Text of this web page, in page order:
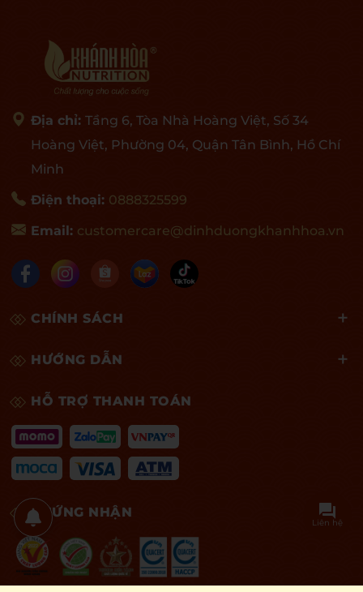
Địa chỉ: Tầng 6, Tòa Nhà Hoàng Việt, Số 34
Hoàng Việt, Phường 04, Quận Tân Bình, Hồ Chí
Minh
Điện thoại: 0888325599
Email: customercare@dinhduongkhanhhoa.vn
CHÍNH SÁCH
HƯỚNG DẪN
HỖ TRỢ THANH TOÁN
CHỨNG NHẬN
Liên hệ